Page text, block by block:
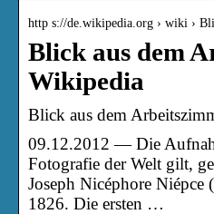
http s://de.wikipedia.org › wiki ›
Blick aus dem
Wikipedia
Blick aus dem
09.12.2012 — Die
Fotografie der Welt gilt,
Joseph Nicéphore Niépce
1826. Die ersten …